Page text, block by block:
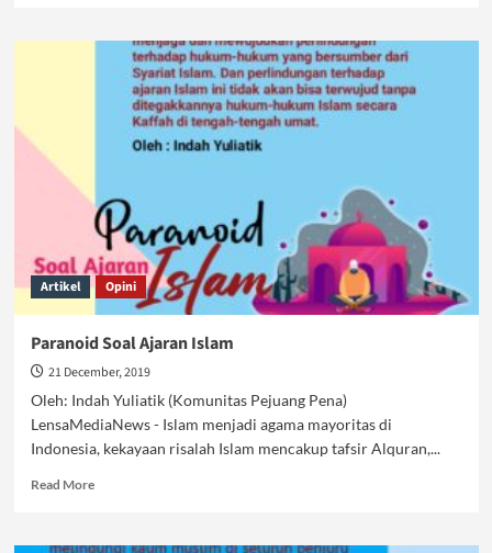
PAUD
Radikal,
Tudingan
Masuk
Artikel Opini
Paranoid Soal Ajaran Islam
21 December, 2019
Oleh: Indah Yuliatik (Komunitas Pejuang Pena)
LensaMediaNews - Islam menjadi agama mayoritas di
Indonesia, kekayaan risalah Islam mencakup tafsir Alquran,...
Read MoreRead
Paranoid